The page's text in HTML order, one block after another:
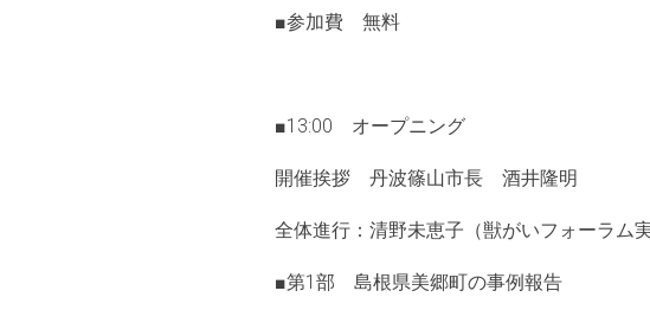
■参加費 無料
■13:00 オープニング
開催挨拶 丹波篠山市長 酒井隆明
全体進行：清野未恵子（獣がいフォーラム
■第1部 島根県美郷町の事例報告